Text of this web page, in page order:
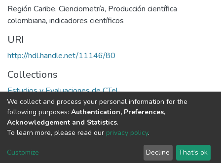
Región Caribe, Cienciometría, Producción científica
colombiana, indicadores científicos
URI
http://hdl.handle.net/11146/80
Collections
Estudios y Evaluaciones de CTel
Full item page
DSpace software copyright © 2002-2026
Cookie
End User
Agreement
Send
Feedback
We collect and process your personal information for the
following purposes: Authentication, Preferences,
Acknowledgement and Statistics.
To learn more, please read our privacy policy.
Customize Decline That's ok